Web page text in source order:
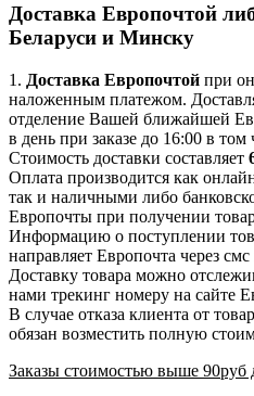
Доставка Европочтой
Беларуси и Минску
1. Доставка Европочтой при
наложенным платежом.
отделение Вашей ближайшей
в день при заказе до 16:00 в
Стоимость доставки составляет
Оплата производится как
так и наличными либо
Европочты при получении
Информацию о поступлении
направляет Европочта через
Доставку товара можно
нами трекинг номеру на сайте
В случае отказа клиента от
обязан возместить полную
Заказы стоимостью выше 90руб